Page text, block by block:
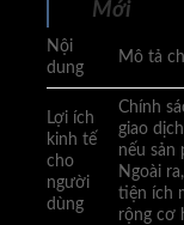
Mới
Nội
dung
Mô tả
Lợi ích
kinh tế
cho
người
dùng
Chính
giao
nếu sản
Ngoài
tiện ích
rộng cơ